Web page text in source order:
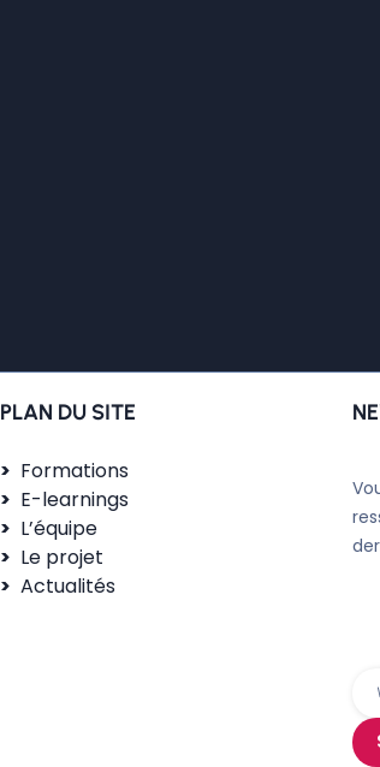
PLAN DU SITE
Formations
E-learnings
L’équipe
Le projet
Actualités